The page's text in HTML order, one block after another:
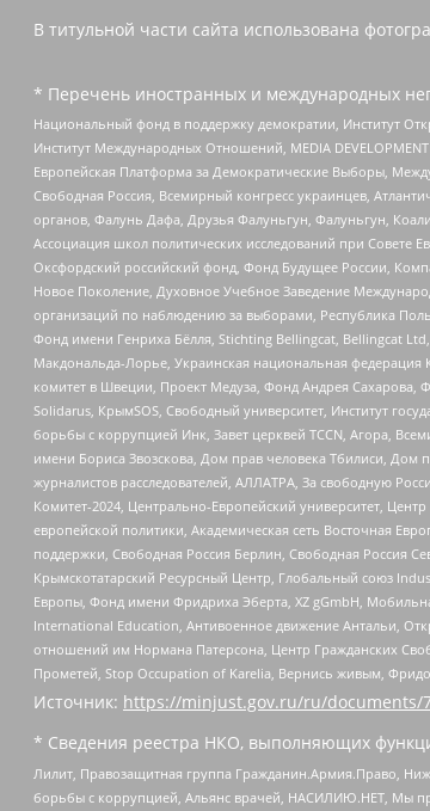
В титульной части сайта использована
* Перечень иностранных и международных
Национальный фонд в поддержку демократии, Институт
Институт Международных Отношений, MEDIA
Европейская Платформа за Демократические Выборы,
Свободная Россия, Всемирный конгресс украинцев,
органов, Фалунь Дафа, Друзья Фалуньгун, Фалуньгун,
Ассоциация школ политических исследований при Совете
Оксфордский российский фонд, Фонд Будущее России,
Новое Поколение, Духовное Учебное Заведение
организаций по наблюдению за выборами, Республика
Фонд имени Генриха Бёлля, Stichting Bellingcat, Bellingcat
Макдональда-Лорье, Украинская национальная
комитет в Швеции, Проект Медуза, Фонд Андрея Сахарова,
Solidarus, КрымSOS, Свободный университет, Институт
борьбы с коррупцией Инк, Завет церквей TCCN, Агора,
имени Бориса Звозскова, Дом прав человека Тбилиси, Дом
журналистов расследователей, АЛЛАТРА, За свободную
Комитет-2024, Центрально-Европейский университет,
европейской политики, Академическая сеть Восточная
поддержки, Свободная Россия Берлин, Свободная Россия
Крымскотатарский Ресурсный Центр, Глобальный союз
Европы, Фонд имени Фридриха Эберта, XZ gGmbH,
International Education, Антивоенное движение Антальи,
отношений им Нормана Патерсона, Центр Гражданских
Прометей, Stop Occupation of Karelia, Вернись живым,
Источник: https://minjust.gov.ru/ru/documents/
* Сведения реестра НКО, выполняющих
Лилит, Правозащитная группа Гражданин.Армия.Право,
борьбы с коррупцией, Альянс врачей, НАСИЛИЮ.НЕТ, Мы